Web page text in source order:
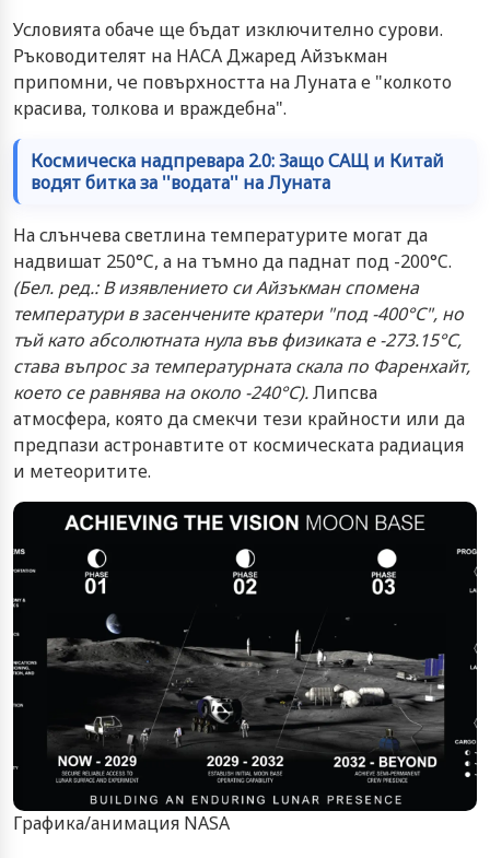
Условията обаче ще бъдат изключително сурови.
Ръководителят на НАСА Джаред Айзъкман
припомни, че повърхността на Луната е "колкото
красива, толкова и враждебна".
Космическа надпревара 2.0: Защо САЩ и Китай
водят битка за ''водата'' на Луната
На слънчева светлина температурите могат да
надвишат 250°C, а на тъмно да паднат под -200°C.
(Бел. ред.: В изявлението си Айзъкман спомена
температури в засенчените кратери "под -400°C", но
тъй като абсолютната нула във физиката е -273.15°C,
става въпрос за температурната скала по Фаренхайт,
което се равнява на около -240°C).Липсва
атмосфера, която да смекчи тези крайности или да
предпази астронавтите от космическата радиация
и метеоритите.
Графика/анимация NASA